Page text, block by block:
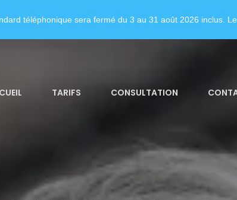
TARIFS CONSULTATION
téléphonique sera fermé du 3 au 31 août 2026 inclus.